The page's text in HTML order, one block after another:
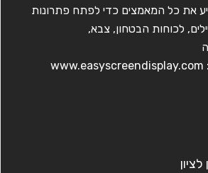
את כל המאמצים כדי לפתח פתרונות
לכוחות הבטחון, צבא,
www.easyscreendisplay.com